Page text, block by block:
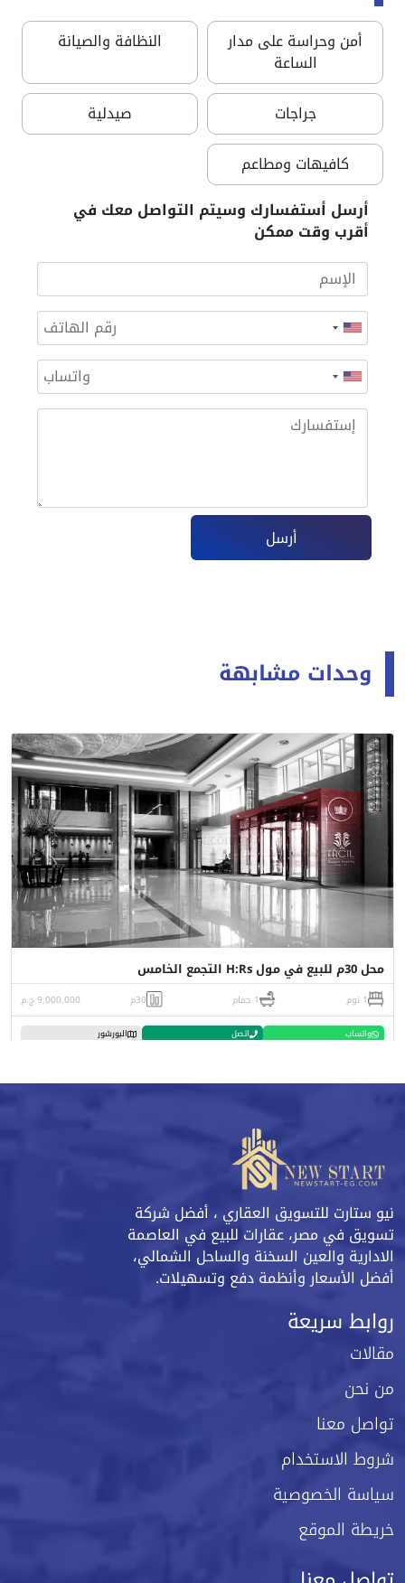
أمن وحراسة على مدار
الساعة
النظافة والصيانة
جراجات
صيدلية
كافيهات ومطاعم
أرسل أستفسارك وسيتم التواصل معك في
أقرب وقت ممكن
أرسل
وحدات مشابهة
محل 30م للبيع في مول H:Rs التجمع الخامس
1 نوم 1 حمام 30م 9,000,000 ج.م
واتساب اتصل البورشور
نيو ستارت للتسويق العقاري ، أفضل شركة
تسويق في مصر، عقارات للبيع في العاصمة
الادارية والعين السخنة والساحل الشمالي،
أفضل الأسعار وأنظمة دفع وتسهيلات.
روابط سريعة
مقالات
من نحن
تواصل معنا
شروط الاستخدام
سياسة الخصوصية
خريطة الموقع